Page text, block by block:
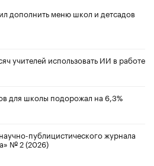
дополнить меню школ и детсадов
учителей использовать ИИ в работе
для школы подорожал на 6,3%
публицистического журнала
№ 2 (2026)